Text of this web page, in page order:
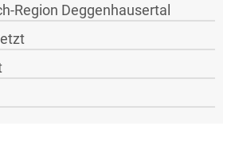
Region Deggenhausertal